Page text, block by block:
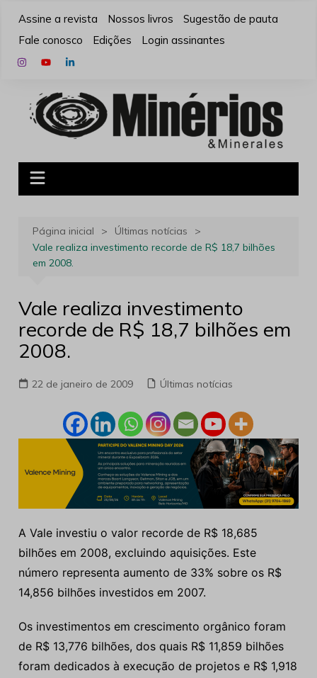
para
conteúdo
Assine a revista Nossos livros
Sugestão de pauta
Fale conosco
Edições Login assinantes
Página inicial
Últimas notícias
Vale realiza investimento recorde de R$ 18,7 bilhões
em 2008.
Vale realiza investimento
recorde de R$ 18,7 bilhões em
2008.
22 de janeiro de 2009 Últimas notícias
A Vale investiu o valor recorde de R$ 18,685
bilhões em 2008, excluindo aquisições. Este
número representa aumento de 33% sobre os R$
14,856 bilhões investidos em 2007.
Os investimentos em crescimento orgânico foram
de R$ 13,776 bilhões, dos quais R$ 11,859 bilhões
foram dedicados à execução de projetos e R$ 1,918